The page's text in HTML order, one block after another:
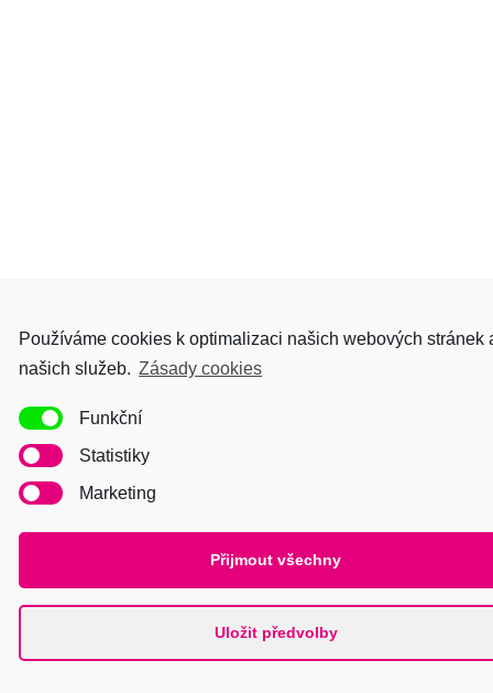
Používáme cookies k optimalizaci našich webových stránek
našich služeb. Zásady cookies
Funkční
Statistiky
Marketing
Přijmout všechny
Uložit předvolby